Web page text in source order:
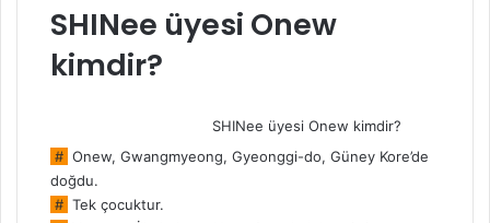
SHINee üyesi Onew
kimdir?
SHINee üyesi Onew kimdir?
# Onew, Gwangmyeong, Gyeonggi-do, Güney Kore’de
doğdu.
# Tek çocuktur.